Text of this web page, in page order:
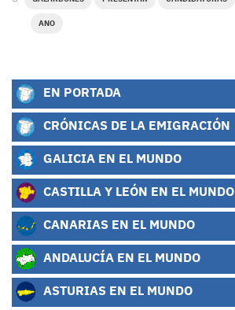
ANO
EN PORTADA
CRÓNICAS DE LA EMIGRACIÓN
GALICIA EN EL MUNDO
CASTILLA Y LEÓN EN EL MUNDO
CANARIAS EN EL MUNDO
ANDALUCÍA EN EL MUNDO
ASTURIAS EN EL MUNDO